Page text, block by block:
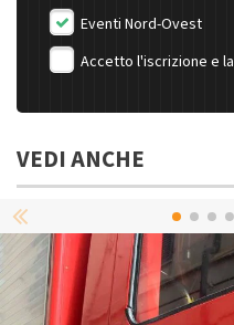
Eventi Nord-Ovest
Accetto l'iscrizione e la
VEDI ANCHE